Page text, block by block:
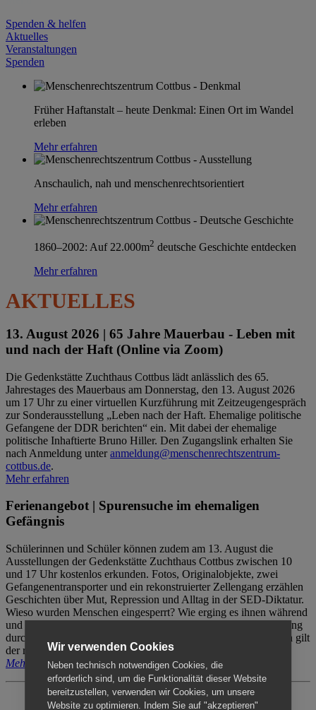
Spenden & helfen
Aktuelles
Veranstaltungen
Spenden
Früher Haftanstalt – heute Denkmal: Einen Ort im Wandel
erleben
Mehr erfahren
Anschaulich, nah und menschenrechtsorientiert
Mehr erfahren
1860–2002: Auf 22.000m2 deutsche Geschichte entdecken
Mehr erfahren
AKTUELLES
13. August 2026 | 65 Jahre Mauerbau - Leben mit
und nach der Haft (Online via Zoom)
Die Gedenkstätte Zuchthaus Cottbus lädt anlässlich des 65.
Jahrestages des Mauerbaus am Donnerstag, den 13. August 2026
um 17 Uhr zu einer virtuellen Kurzführung mit Zeitzeugengespräch
zur Sonderausstellung „Leben nach der Haft. Ehemalige politische
Gefangene der DDR berichten“ ein. Mit dabei der ehemalige
politische Inhaftierte Bruno Hiller. Den Zugangslink erhalten Sie
nach Anmeldung unteranmeldung@menschenrechtszentrum-
cottbus.de.
Mehr erfahren
Ferienangebot | Spurensuche im ehemaligen
Gefängnis
Schülerinnen und Schüler können zudem am 13. August die
Ausstellungen der Gedenkstätte Zuchthaus Cottbus zwischen 10
und 17 Uhr kostenlos erkunden. Fotos, Originalobjekte, zwei
Gefangenentransporter und ein rekonstruierter Zellengang erzählen
Geschichten über Mut, Repression und Alltag in der SED-Diktatur.
Wieso wurden Menschen eingesperrt? Wie erging es ihnen während
und nach der Haft? Der Besuch erfolgt individuell ohne Betreuung
durch das Menschenrechtszentrum Cottbus. Für Begleitpersonen gilt
der reguläre Eintritt (8€ / ermäßigt 5€).
Mehr erfahren
Wir verwenden Cookies
Neben technisch notwendigen Cookies, die
erforderlich sind, um die Funktionalität dieser Website
bereitzustellen, verwenden wir Cookies, um unsere
Website zu optimieren. Indem Sie auf "akzeptieren"